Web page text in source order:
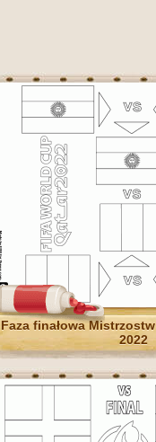
Faza finałowa
2022